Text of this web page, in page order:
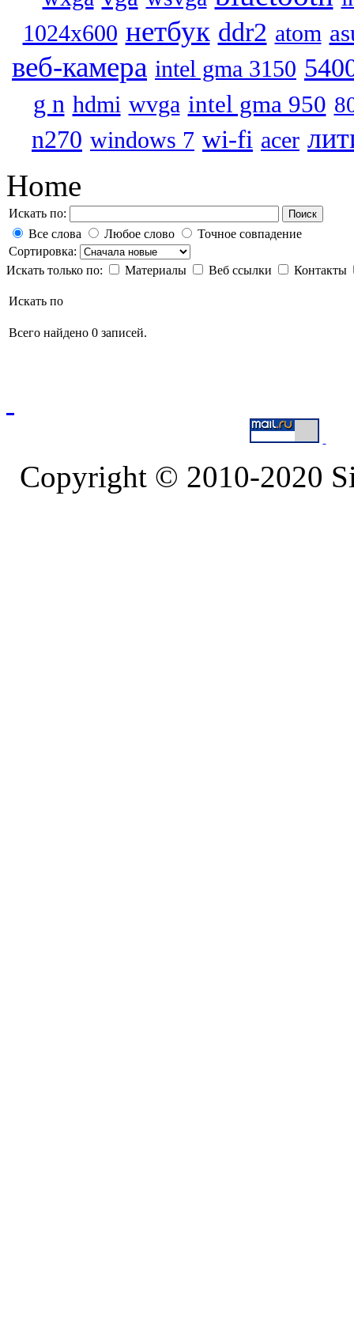
1024x600 нетбук ddr2 atom
веб-камера intel gma 3150
g n hdmi wvga intel gma 950
n270 windows 7 wi-fi acer
Home
Искать по: Поиск
Все слова Любое слово
Точное совпадение
Сортировка:
Искать только по:
Материалы Веб ссылки Контакты
Искать по
Всего найдено 0 записей.
Copyright © 2010-2020